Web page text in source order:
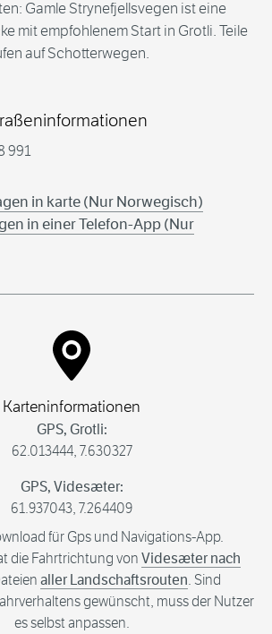
Gamle Strynefjellsvegen ist eine
mit empfohlenem Start in Grotli. Teile
auf Schotterwegen.
991
in karte (Nur Norwegisch)
in einer Telefon-App (Nur
Karteninformationen
GPS, Grotli:
62.013444, 7.630327
GPS, Videsæter:
61.937043, 7.264409
für Gps und Navigations-App.
die Fahrtrichtung von Videsæter nach
aller Landschaftsrouten. Sind
gewünscht, muss der Nutzer
es selbst anpassen.